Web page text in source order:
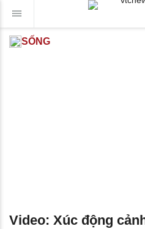
SỐNG
Video: Xúc động